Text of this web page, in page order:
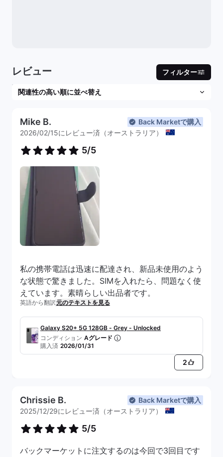
レビュー フィルター
Mike B.
Back Marketで購入
2026/02/15にレビュー済（オーストラリア）
5/5
私の携帯電話は迅速に配達され、新品未使用のよう
な状態で驚きました。SIMを入れたら、問題なく使
えています。素晴らしい出品者です。
英語から翻訳元のテキストを見る
Galaxy S20+ 5G 128GB - Grey - Unlocked
コンディション Aグレード
購入済 2026/01/31
2
Chrissie B.
Back Marketで購入
2025/12/29にレビュー済（オーストラリア）
5/5
バックマーケットに注文するのは今回で3回目です